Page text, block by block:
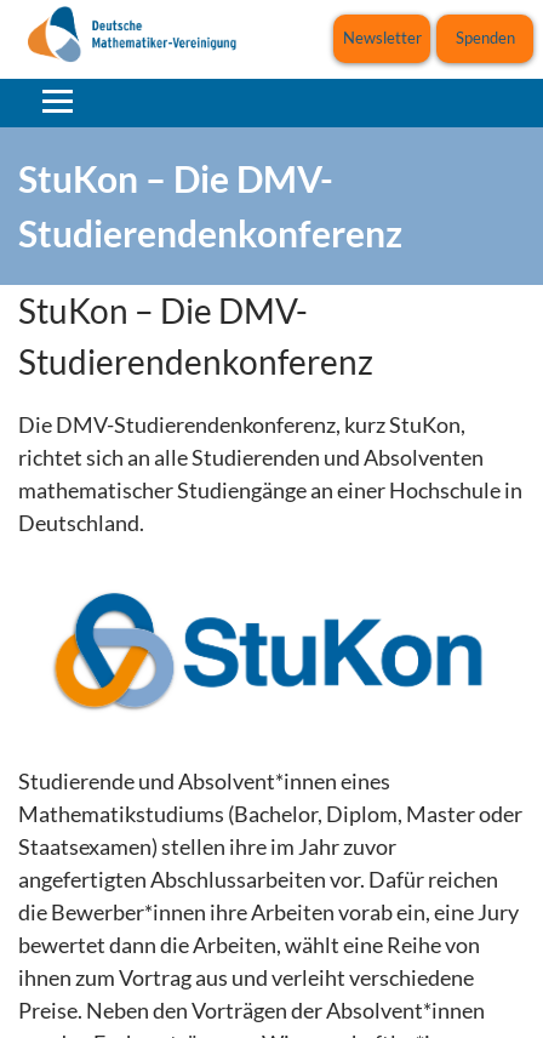
Spenden
Newsletter
StuKon – Die DMV-
Studierendenkonferenz
StuKon – Die DMV-
Studierendenkonferenz
Die DMV-Studierendenkonferenz, kurz StuKon,
richtet sich an alle Studierenden und Absolventen
mathematischer Studiengänge an einer Hochschule in
Deutschland.
Studierende und Absolvent*innen eines
Mathematikstudiums (Bachelor, Diplom, Master oder
Staatsexamen) stellen ihre im Jahr zuvor
angefertigten Abschlussarbeiten vor. Dafür reichen
die Bewerber*innen ihre Arbeiten vorab ein, eine Jury
bewertet dann die Arbeiten, wählt eine Reihe von
ihnen zum Vortrag aus und verleiht verschiedene
Preise. Neben den Vorträgen der Absolvent*innen